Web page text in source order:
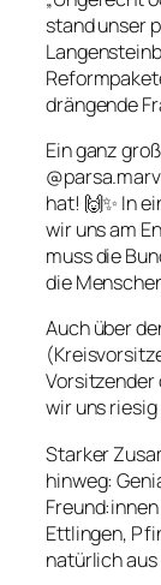
stand unser
drängende
Ein ganz
hat! 🙌✨ In
wir uns am
muss die
die
Auch über
Vorsitzender
wir uns
Starker
hinweg:
Ettlingen,
natürlich